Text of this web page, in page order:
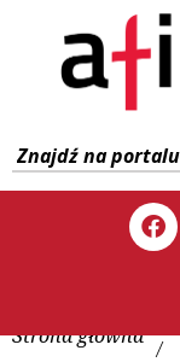
Strona główna /